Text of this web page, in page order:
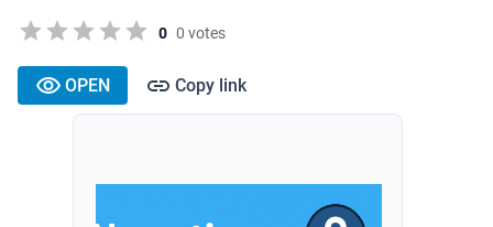
0 0 votes
OPEN Copy link